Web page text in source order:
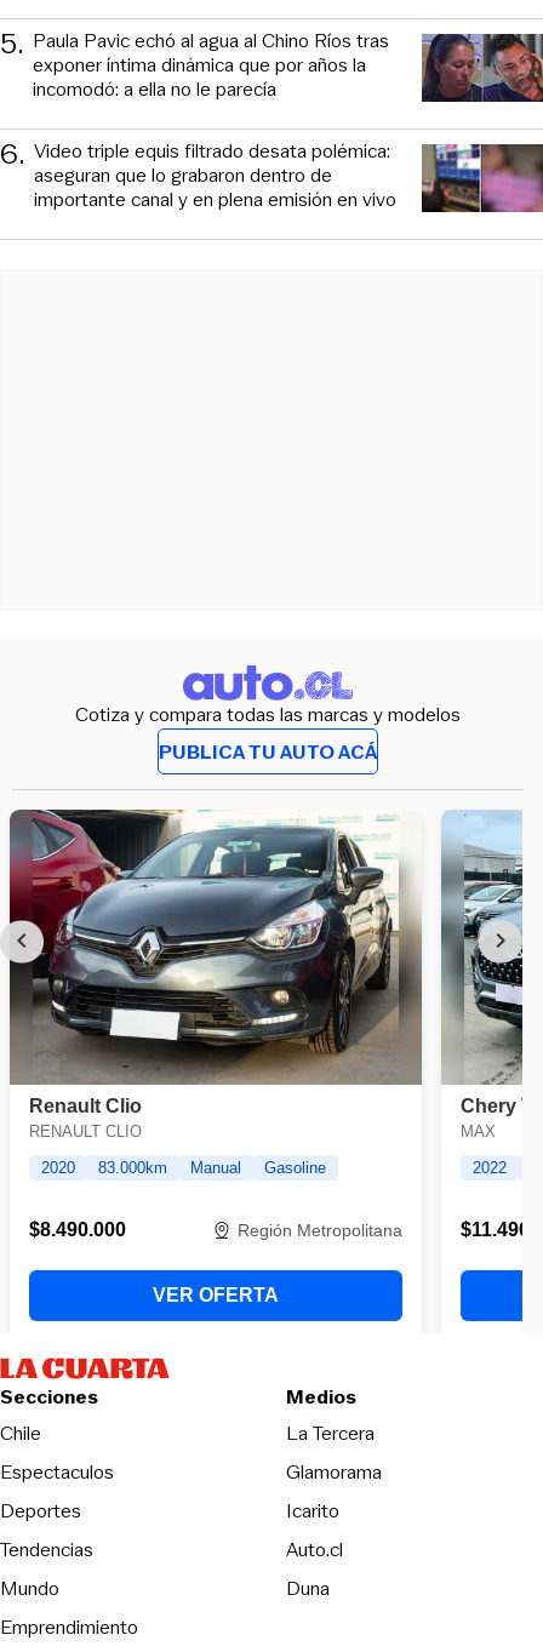
5. Paula Pavic echó al agua al Chino Ríos tras
exponer íntima dinámica que por años la
incomodó: a ella no le parecía
6. Video triple equis filtrado desata polémica:
aseguran que lo grabaron dentro de
importante canal y en plena emisión en vivo
Cotiza y compara todas las marcas y modelos
PUBLICA TU AUTO ACÁ
Secciones
Chile
Espectaculos
Deportes
Tendencias
Mundo
Emprendimiento
Medios
La TerceraOpens in new
Glamorama
Icarito
Auto.cl
DunaOpens in new window